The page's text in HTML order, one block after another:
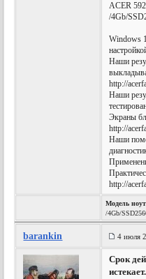
ACER
/4Gb/
Windows
Наши
http://
Наши
Экраны
http://
Наши
http://
Модель
/4Gb/
barankin 4 июля
Срок
истекает.